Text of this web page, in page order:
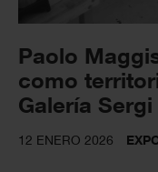
Paolo
como
Galería
12 ENERO 2026